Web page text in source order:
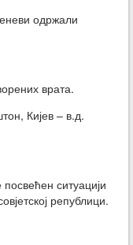
одржали
врата.
Кијев – в.д.
ситуацији
републици.